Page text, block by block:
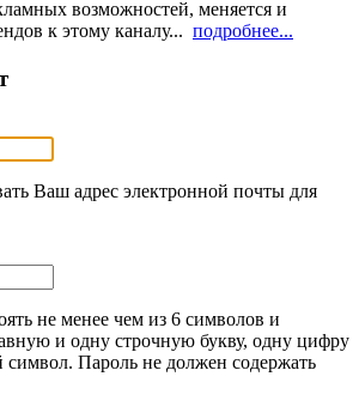
возможностей, меняется и
к этому каналу... подробнее...
Ваш адрес электронной почты для
не менее чем из 6 символов и
и одну строчную букву, одну цифру
Пароль не должен содержать